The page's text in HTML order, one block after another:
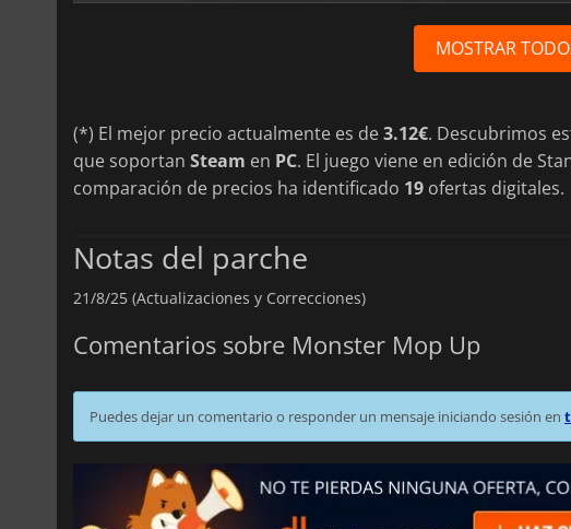
MOSTRAR
(*) El mejor precio actualmente es de3.12€. Descubrimos
que soportan Steam en PC. El juego viene en edición de
comparación de precios ha identificado 19 ofertas digitales.
Notas del parche
21/8/25 (Actualizaciones y Correcciones)
Comentarios sobre Monster Mop Up
Puedes dejar un comentario o responder un mensaje iniciando sesión en